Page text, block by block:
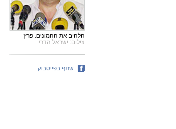
הלהיב את ההמונים. פרץ
צילום: ישראל הדרי
שתף בפייסבוק